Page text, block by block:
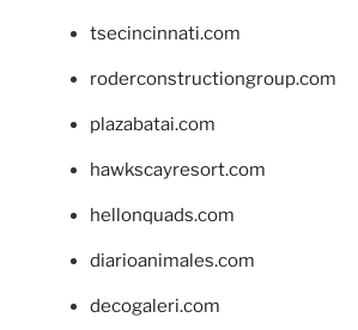
tsecincinnati.com
roderconstructiongroup.com
plazabatai.com
hawkscayresort.com
hellonquads.com
diarioanimales.com
decogaleri.com